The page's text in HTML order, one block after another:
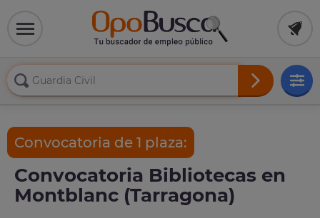
Convocatoria de 1 plaza:
Convocatoria Bibliotecas en
Montblanc (Tarragona)